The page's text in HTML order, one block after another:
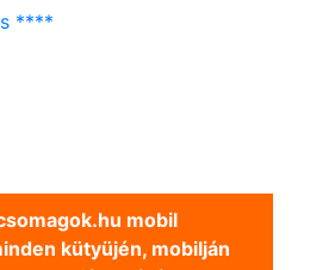
****
mobil
kütyüjén, mobilján